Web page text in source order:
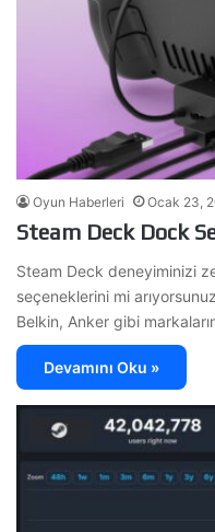
Oyun Haberleri Ocak 23,
Steam Deck Dock
Steam Deck deneyiminizi
seçeneklerini mi
Belkin, Anker gibi
Devamını Oku »